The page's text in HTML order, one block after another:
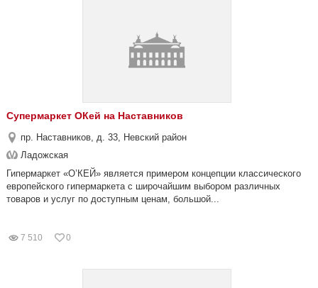
Супермаркет ОКей на Наставников
пр. Наставников, д. 33, Невский район
Ладожская
Гипермаркет «О’КЕЙ» является примером концепции классического
европейского гипермаркета с широчайшим выбором различных
товаров и услуг по доступным ценам, большой...
7 510 0